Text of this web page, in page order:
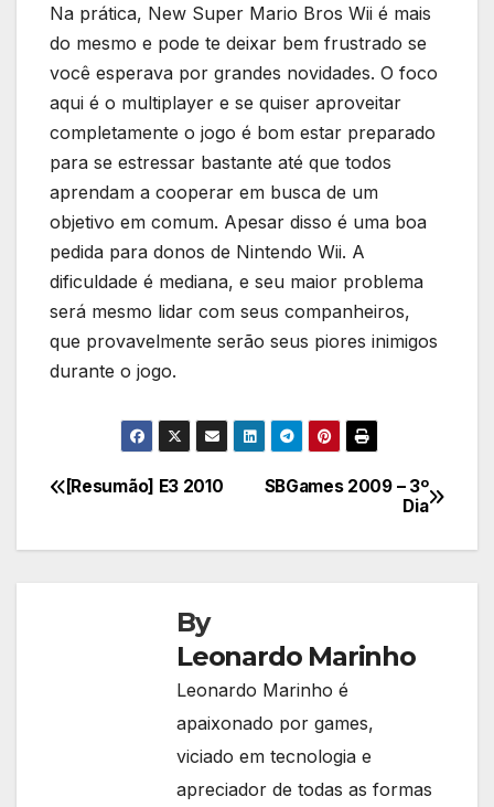
Na prática, New Super Mario Bros Wii é mais
do mesmo e pode te deixar bem frustrado se
você esperava por grandes novidades. O foco
aqui é o multiplayer e se quiser aproveitar
completamente o jogo é bom estar preparado
para se estressar bastante até que todos
aprendam a cooperar em busca de um
objetivo em comum. Apesar disso é uma boa
pedida para donos de Nintendo Wii. A
dificuldade é mediana, e seu maior problema
será mesmo lidar com seus companheiros,
que provavelmente serão seus piores inimigos
durante o jogo.
Navegação
de
SBGames 2009 – 3º
Dia
[Resumão] E3 2010
By
Leonardo Marinho
Leonardo Marinho é
apaixonado por games,
viciado em tecnologia e
apreciador de todas as formas